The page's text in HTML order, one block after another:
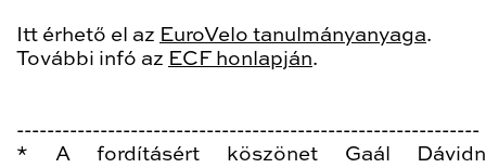
Itt érhető el az EuroVelo tanulmányanyaga.
További infó az ECF honlapján.
-------------------------------------------------------------
* A fordításért köszönet Gaál